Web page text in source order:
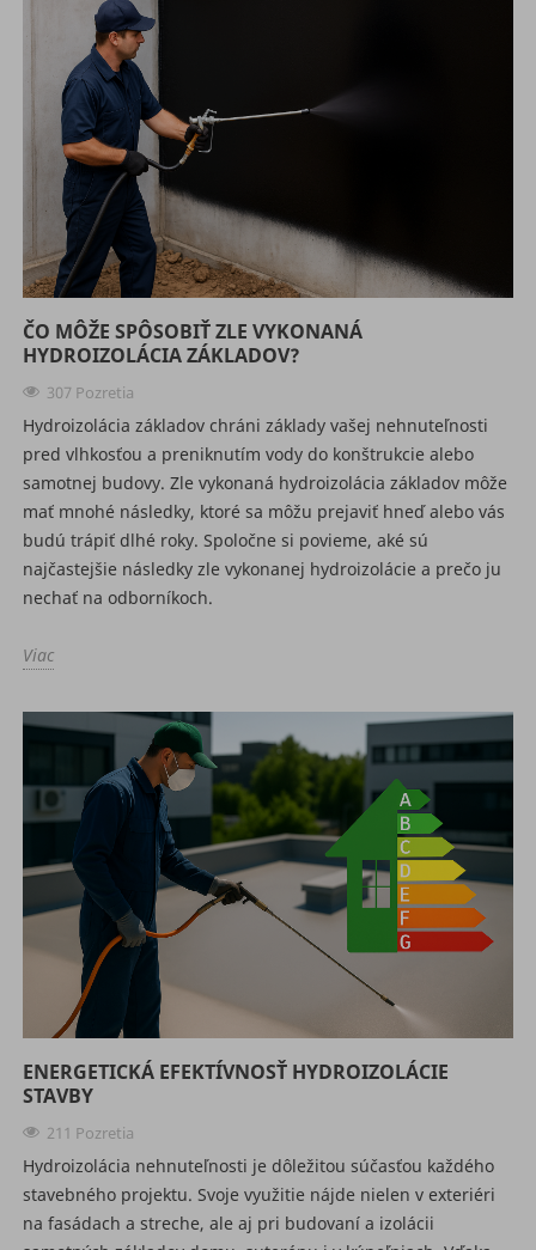
ČO MÔŽE SPÔSOBIŤ ZLE VYKONANÁ
HYDROIZOLÁCIA ZÁKLADOV?
307 Pozretia
Hydroizolácia základov chráni základy vašej nehnuteľnosti
pred vlhkosťou a preniknutím vody do konštrukcie alebo
samotnej budovy. Zle vykonaná hydroizolácia základov môže
mať mnohé následky, ktoré sa môžu prejaviť hneď alebo vás
budú trápiť dlhé roky. Spoločne si povieme, aké sú
najčastejšie následky zle vykonanej hydroizolácie a prečo ju
nechať na odborníkoch.
Viac
ENERGETICKÁ EFEKTÍVNOSŤ HYDROIZOLÁCIE
STAVBY
211 Pozretia
Hydroizolácia nehnuteľnosti je dôležitou súčasťou každého
stavebného projektu. Svoje využitie nájde nielen v exteriéri
na fasádach a streche, ale aj pri budovaní a izolácii